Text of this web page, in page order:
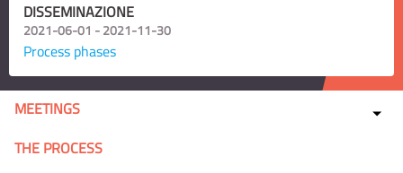
DISSEMINAZIONE
2021-06-01 - 2021-11-30
Process phases
MEETINGS
THE PROCESS